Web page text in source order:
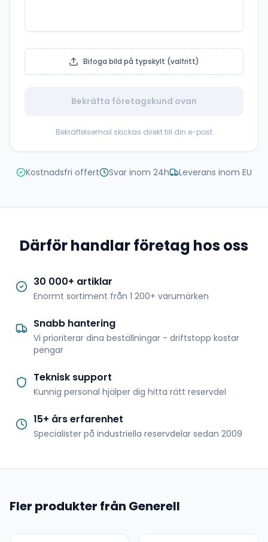
Bifoga bild på typskylt (valfritt)
Bekräfta företagskund ovan
Bekräftelsemail skickas direkt till din e-post
Kostnadsfri offert Svar inom 24h Leverans inom EU
Därför handlar företag hos oss
30 000+ artiklar
Enormt sortiment från 1 200+ varumärken
Snabb hantering
Vi prioriterar dina beställningar - driftstopp kostar
pengar
Teknisk support
Kunnig personal hjälper dig hitta rätt reservdel
15+ års erfarenhet
Specialister på industriella reservdelar sedan 2009
Fler produkter från Generell